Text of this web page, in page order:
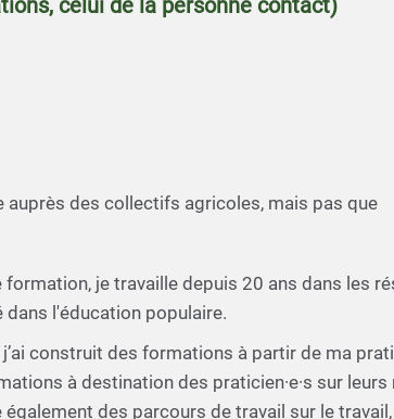
celui de la personne contact)
des collectifs agricoles, mais pas que
je travaille depuis 20 ans dans les
l'éducation populaire.
construit des formations à partir de ma
à destination des praticien·e·s sur
des parcours de travail sur le